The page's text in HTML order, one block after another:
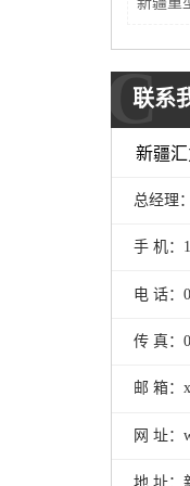
联系
C
新疆
总经理
手 机：
电 话：
传 真：
邮 箱：
网 址：
地 址：